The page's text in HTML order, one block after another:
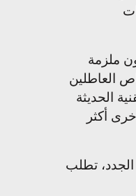
ملزمة
العاطلين
الحديثة
أكثر
تطلب